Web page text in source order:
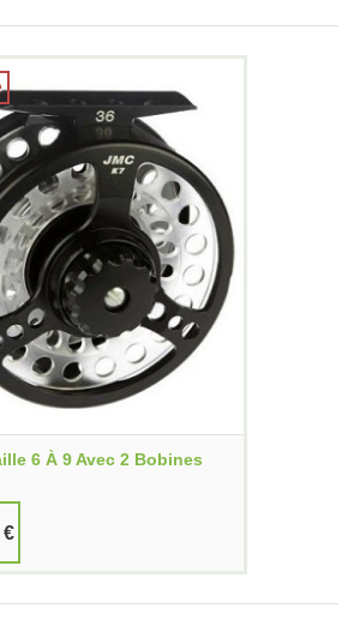
6 À 9 Avec 2 Bobines
€